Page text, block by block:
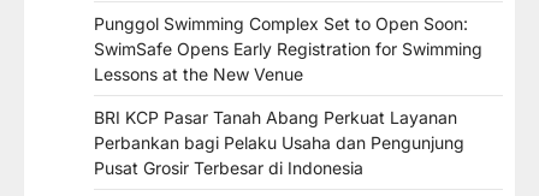
Punggol Swimming Complex Set to Open Soon:
SwimSafe Opens Early Registration for Swimming
Lessons at the New Venue
BRI KCP Pasar Tanah Abang Perkuat Layanan
Perbankan bagi Pelaku Usaha dan Pengunjung
Pusat Grosir Terbesar di Indonesia